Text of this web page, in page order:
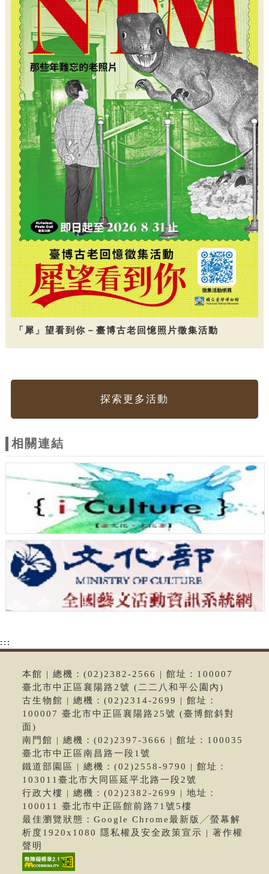
「犀」望看到你－臺博古老回憶照片徵集活動
探索更多活動
相關連結
:::
本館 | 總機：(02)2382-2566 | 館址：100007
臺北市中正區襄陽路2號 (二二八和平公園內)
古生物館 | 總機：(02)2314-2699 | 館址：
100007 臺北市中正區襄陽路25號 (臺博館斜對
面)
南門館 | 總機：(02)2397-3666 | 館址：100035
臺北市中正區南昌路一段1號
鐵道部園區 | 總機：(02)2558-9790 | 館址：
103011臺北市大同區延平北路一段2號
行政大樓 | 總機：(02)2382-2699 | 地址：
100011 臺北市中正區館前路71號5樓
最佳瀏覽狀態：Google Chrome最新版╱螢幕解
析度1920x1080 隱私權及安全政策宣示 | 著作權
聲明